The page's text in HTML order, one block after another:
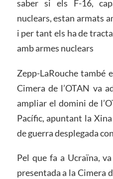
saber si els F-16,
nuclears, estan armats
i per tant els ha de
amb armes nuclears
Zepp-LaRouche també
Cimera de l’OTAN va
ampliar el domini de
Pacífic, apuntant la
de guerra desplegada
Pel que fa a Ucraïna,
presentada a la Cimera